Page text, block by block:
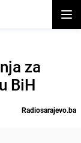
za
BiH
Radiosarajevo.ba